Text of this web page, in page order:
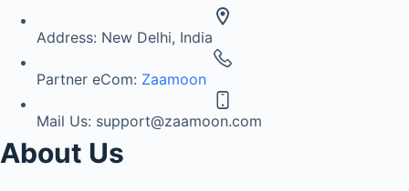
Address: New Delhi, India
Partner eCom: Zaamoon
Mail Us: support@zaamoon.com
About Us